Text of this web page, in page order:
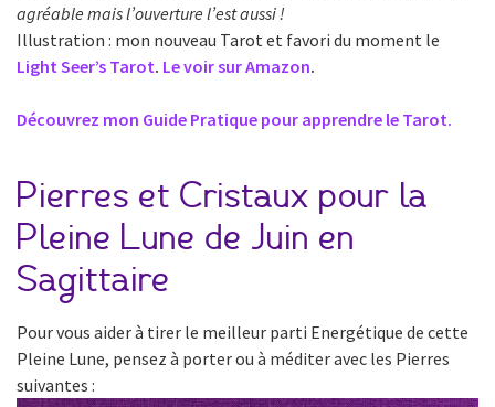
agréable mais l’ouverture l’est aussi !
Illustration : mon nouveau Tarot et favori du moment le
Light Seer’s Tarot. Le voir sur Amazon.
Découvrez mon Guide Pratique pour apprendre le Tarot.
Pierres et Cristaux pour la
Pleine Lune de Juin en
Sagittaire
Pour vous aider à tirer le meilleur parti Energétique de cette
Pleine Lune, pensez à porter ou à méditer avec les Pierres
suivantes :